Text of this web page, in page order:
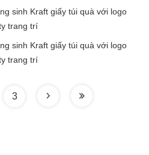
sinh Kraft giấy túi quà với logo
trang trí
sinh Kraft giấy túi quà với logo
trang trí
3